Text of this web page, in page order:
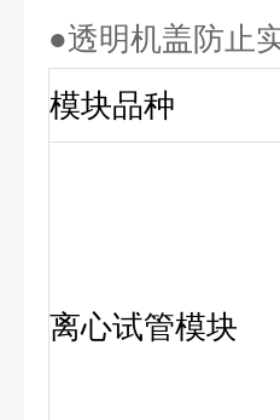
●透明机盖防止
模块品种
离心试管模块